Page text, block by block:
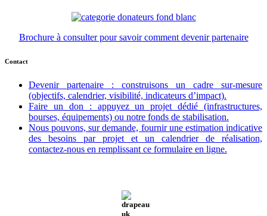
Brochure à consulter pour savoir comment devenir partenaire
Contact
Devenir partenaire : construisons un cadre sur-mesure
(objectifs, calendrier, visibilité, indicateurs d’impact).
Faire un don : appuyez un projet dédié (infrastructures,
bourses, équipements) ou notre fonds de stabilisation.
Nous pouvons, sur demande, fournir une estimation indicative
des besoins par projet et un calendrier de réalisation,
contactez-nous en remplissant ce formulaire en ligne.